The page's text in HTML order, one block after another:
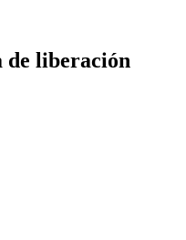
de liberación